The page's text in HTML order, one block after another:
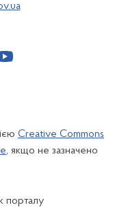
Creative Commons
, якщо не зазначено
порталу